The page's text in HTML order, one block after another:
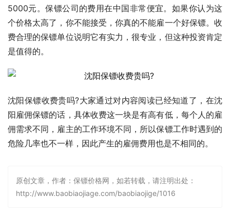
5000元。保镖公司的费用在中国非常便宜。如果你认为这
个价格太高了，你不能接受，你真的不能雇一个好保镖。收
费合理的保镖单位说明它有实力，很专业，但这种投资肯定
是值得的。
沈阳保镖收费贵吗?大家通过对内容阅读已经知道了，在沈
阳雇佣保镖的话，具体收费这一块是有高有低，每个人的雇
佣需求不同，雇主的工作环境不同，所以保镖工作时遇到的
危险几率也不一样，因此产生的雇佣费用也是不相同的。
原创文章，作者：保镖价格网，如若转载，请注明出处：
http://www.baobiaojiage.com/baobiaojige/1016